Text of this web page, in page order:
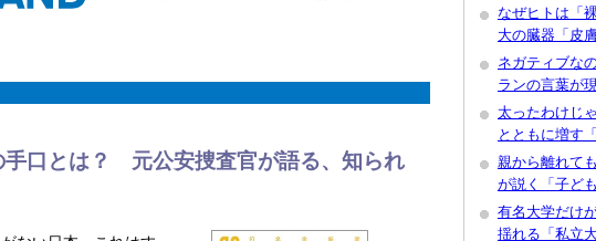
手口とは？ 元公安捜査官が語る、知られ
なぜヒトは「
大の臓器「皮
ネガティブな
ランの言葉が
太ったわけじ
とともに増す
親から離れて
が説く「子ど
有名大学だけ
揺れる「私立